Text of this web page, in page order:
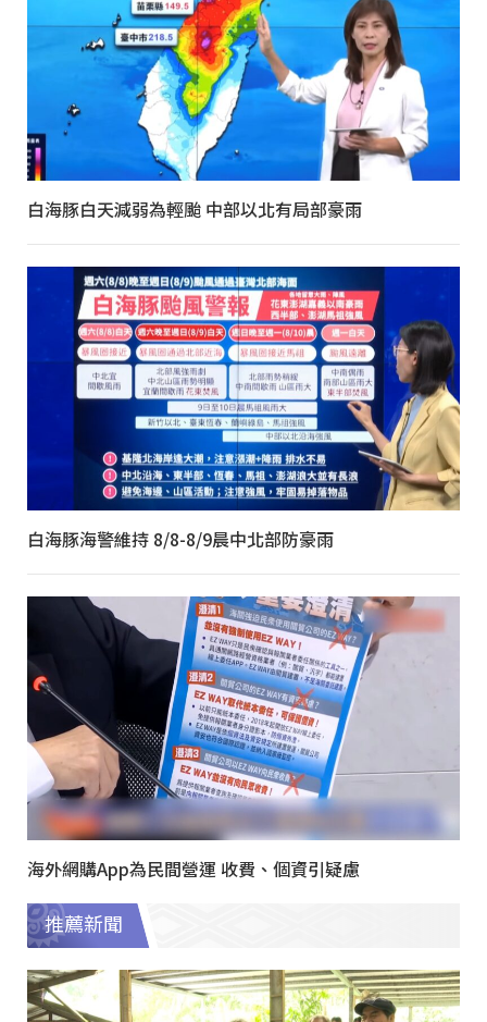
白海豚白天減弱為輕颱 中部以北有局部豪雨
白海豚海警維持 8/8-8/9晨中北部防豪雨
海外網購App為民間營運 收費、個資引疑慮
推薦新聞